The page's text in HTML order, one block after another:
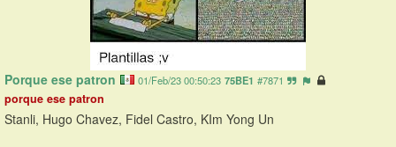
Porque ese patron 01/Feb/23 00:50:23 75BE1 #7871
porque ese patron
Stanli, Hugo Chavez, Fidel Castro, KIm Yong Un